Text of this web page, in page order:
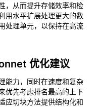
，从而提升存储效率和检
用水平扩展处理更大的数
处理单元，以保持在高流
优化建议
能力，同时在速度和复杂
优先考虑排名最高的上下
应切块方法提供结构化和